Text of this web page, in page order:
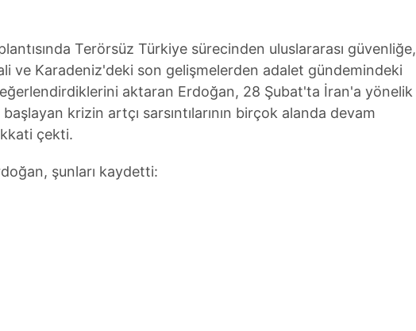
Terörsüz Türkiye sürecinden uluslararası güvenliğe,
ve Karadeniz'deki son gelişmelerden adalet gündemindeki
aktaran Erdoğan, 28 Şubat'ta İran'a yönelik
başlayan krizin artçı sarsıntılarının birçok alanda devam
çekti.
şunları kaydetti: